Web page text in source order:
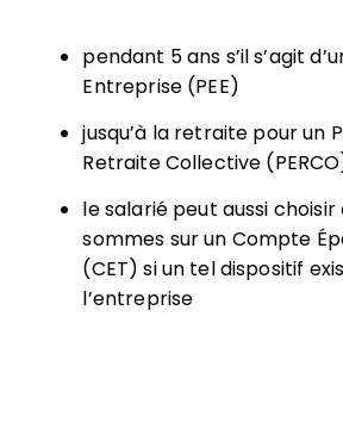
pendant 5 ans s’il s’agit
Entreprise (PEE)
jusqu’à la retraite pour un
Retraite Collective
le salarié peut aussi
sommes sur un Compte
(CET) si un tel dispositif
l’entreprise